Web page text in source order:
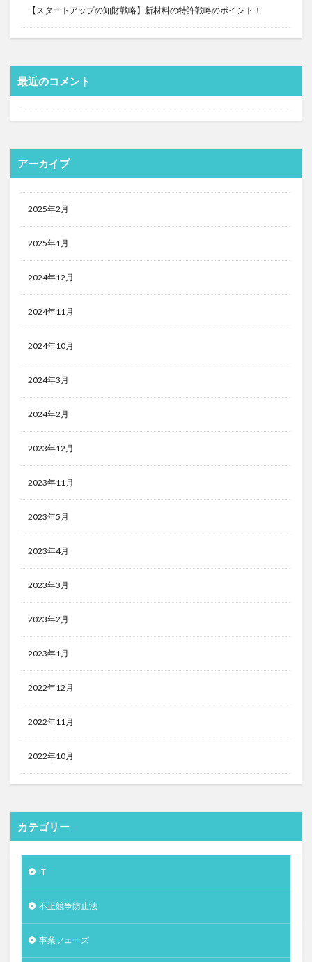
【スタートアップの知財戦略】新材料の特許戦略のポイント！
最近のコメント
アーカイブ
2025年2月
2025年1月
2024年12月
2024年11月
2024年10月
2024年3月
2024年2月
2023年12月
2023年11月
2023年5月
2023年4月
2023年3月
2023年2月
2023年1月
2022年12月
2022年11月
2022年10月
カテゴリー
IT
不正競争防止法
事業フェーズ